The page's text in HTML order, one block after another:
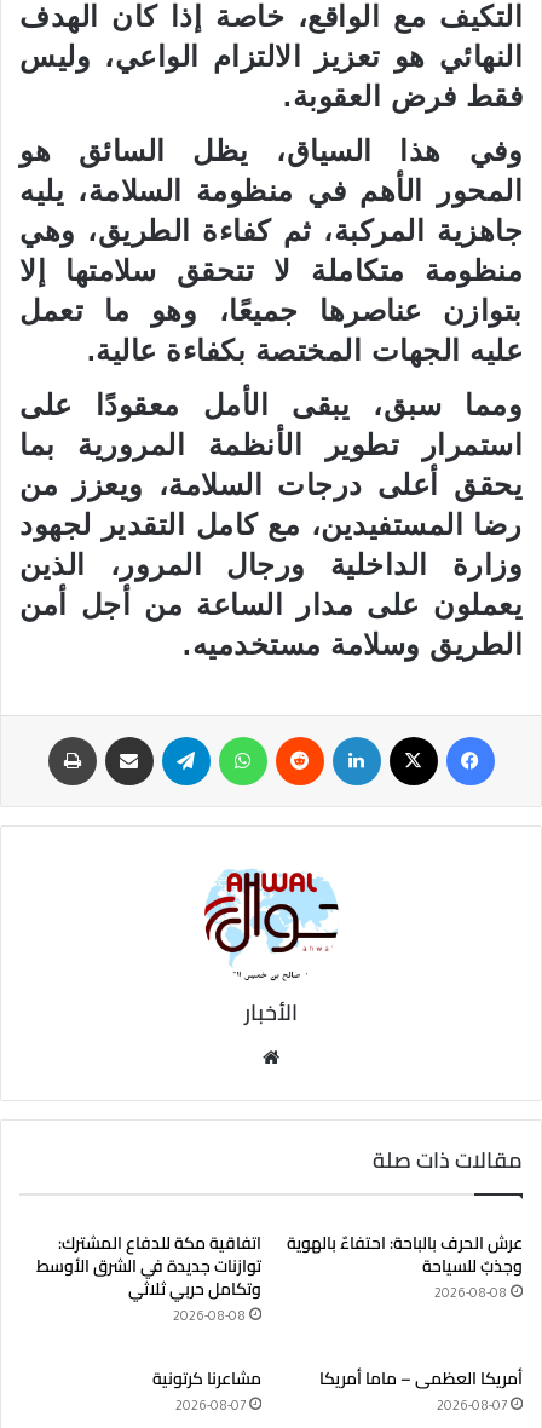
التكيف مع الواقع، خاصة إذا كان الهدف
النهائي هو تعزيز الالتزام الواعي، وليس
فقط فرض العقوبة.
وفي هذا السياق، يظل السائق هو
المحور الأهم في منظومة السلامة، يليه
جاهزية المركبة، ثم كفاءة الطريق، وهي
منظومة متكاملة لا تتحقق سلامتها إلا
بتوازن عناصرها جميعًا، وهو ما تعمل
عليه الجهات المختصة بكفاءة عالية.
ومما سبق، يبقى الأمل معقودًا على
استمرار تطوير الأنظمة المرورية بما
يحقق أعلى درجات السلامة، ويعزز من
رضا المستفيدين، مع كامل التقدير لجهود
وزارة الداخلية ورجال المرور، الذين
يعملون على مدار الساعة من أجل أمن
الطريق وسلامة مستخدميه.
الأخبار
الوي
مقالات ذات صلة
عرش الحرف بالباحة: احتفاءٌ بالهوية
وجذبٌ للسياحة
2026-08-08
اتفاقية مكة للدفاع المشترك:
توازنات جديدة في الشرق الأوسط
وتكامل حربي ثلاثي
2026-08-08
أمريكا العظمى – ماما أمريكا
2026-08-07
مشاعرنا كرتونية
2026-08-07